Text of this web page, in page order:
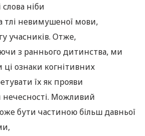
ніби
тлі невимушеної мови,
учасників. Отже,
з раннього дитинства, ми
ознаки когнітивних
їх як прояви
нечесності. Можливий
бути частиною більш давньої